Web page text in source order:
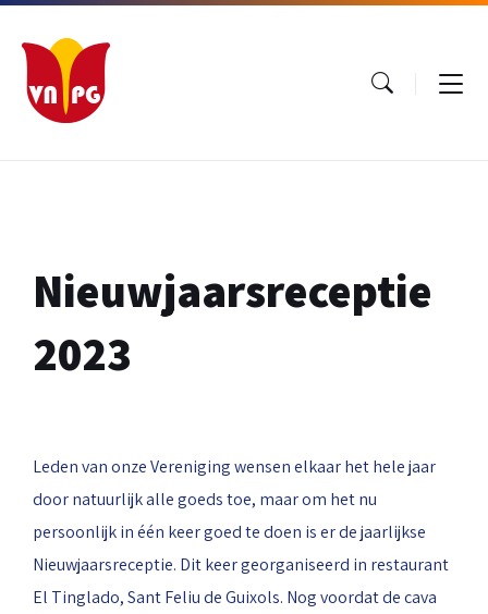
Ga
inhoud
Ga
hoofdnavigatie
Ga
footer
Nieuwjaarsreceptie
2023
Leden van onze Vereniging wensen elkaar het hele jaar
door natuurlijk alle goeds toe, maar om het nu
persoonlijk in één keer goed te doen is er de jaarlijkse
Nieuwjaarsreceptie. Dit keer georganiseerd in restaurant
El Tinglado, Sant Feliu de Guixols. Nog voordat de cava